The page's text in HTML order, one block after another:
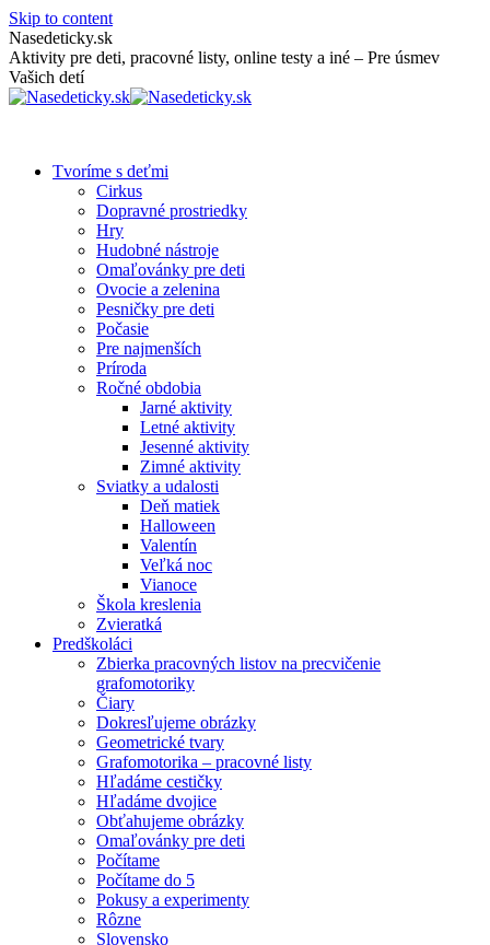
Skip to content
Nasedeticky.sk
Aktivity pre deti, pracovné listy, online testy a iné – Pre úsmev
Vašich detí
Tvoríme s deťmi
Cirkus
Dopravné prostriedky
Hry
Hudobné nástroje
Omaľovánky pre deti
Ovocie a zelenina
Pesničky pre deti
Počasie
Pre najmenších
Príroda
Ročné obdobia
Jarné aktivity
Letné aktivity
Jesenné aktivity
Zimné aktivity
Sviatky a udalosti
Deň matiek
Halloween
Valentín
Veľká noc
Vianoce
Škola kreslenia
Zvieratká
Predškoláci
Zbierka pracovných listov na precvičenie
grafomotoriky
Čiary
Dokresľujeme obrázky
Geometrické tvary
Grafomotorika – pracovné listy
Hľadáme cestičky
Hľadáme dvojice
Obťahujeme obrázky
Omaľovánky pre deti
Počítame
Počítame do 5
Pokusy a experimenty
Rôzne
Slovensko